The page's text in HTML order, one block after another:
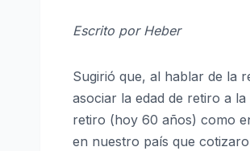
Escrito por Heber
Sugirió que, al hablar de la
asociar la edad de retiro a
retiro (hoy 60 años) como
en nuestro país que